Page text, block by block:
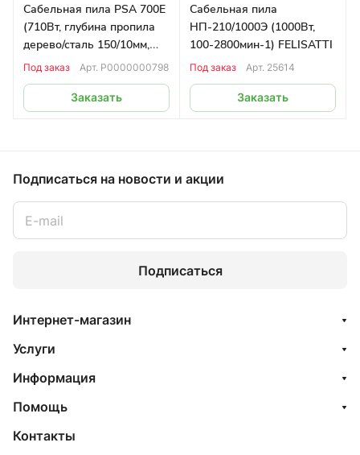
Сабельная пила PSA 700E
(710Вт, глубина пропила
дерево/сталь 150/10мм,
регулировка оборотов)
Под заказ Арт. Р0000000798
Заказать
Сабельная пила
НП-210/1000Э (1000Вт,
100-2800мин-1) FELISATTI
Под заказ Арт. 25614
Заказать
Подписаться на новости и акции
Подписаться
Интернет-магазин
Услуги
Информация
Помощь
Контакты